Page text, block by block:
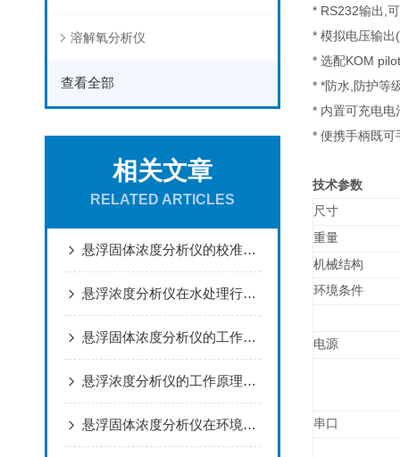
溶解氧分析仪
查看全部
相关文章
RELATED ARTICLES
悬浮固体浓度分析仪的校准与维护指南
悬浮浓度分析仪在水处理行业中的应用
悬浮固体浓度分析仪的工作原理与应用
悬浮浓度分析仪的工作原理及其应用范围
悬浮固体浓度分析仪在环境监测中的应用
* RS232输出,
* 模拟电压输
* 选配KOM
* *防水,防护等
* 内置可充电
* 便携手柄既可
技术参数
尺寸
重量
机械结构
环境条件
电源
串口